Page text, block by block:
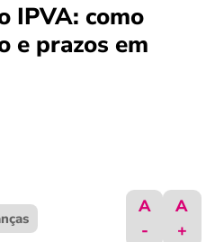
IPVA: como
e prazos em
A
-
A
+